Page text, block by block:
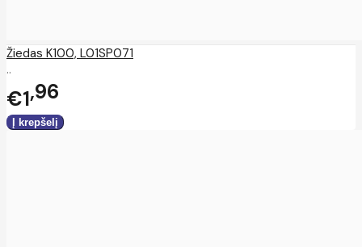
Žiedas K100, L01SP071
..
€1 96